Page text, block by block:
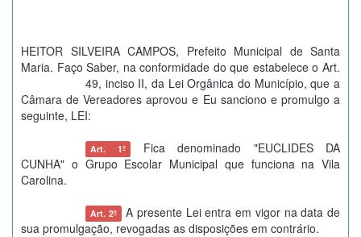
HEITOR SILVEIRA CAMPOS, Prefeito Municipal de Santa
Maria. Faço Saber, na conformidade do que estabelece o Art.
49, inciso II, da Lei Orgânica do Município, que a
Câmara de Vereadores aprovou e Eu sanciono e promulgo a
seguinte, LEI:
Art. 1º
Fica denominado "EUCLIDES DA
CUNHA" o Grupo Escolar Municipal que funciona na Vila
Carolina.
Art. 2º
A presente Lei entra em vigor na data de
sua promulgação, revogadas as disposições em contrário.